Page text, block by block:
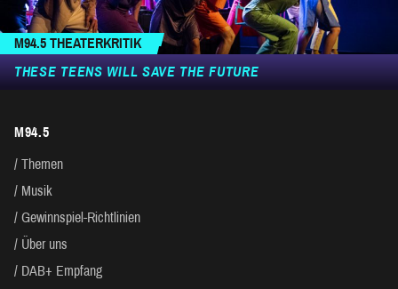
M94.5 THEATERKRITIK
THESE TEENS WILL SAVE THE FUTURE
M94.5
Themen
Musik
Gewinnspiel-Richtlinien
Über uns
DAB+ Empfang